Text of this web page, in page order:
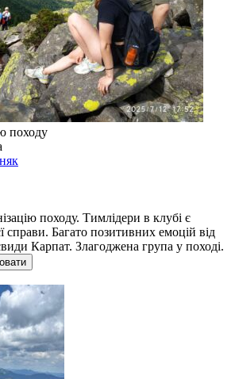
походу
походу. Тимлідери в клубі є
справи. Багато позитивних емоцій від
Карпат. Злагоджена група у поході.